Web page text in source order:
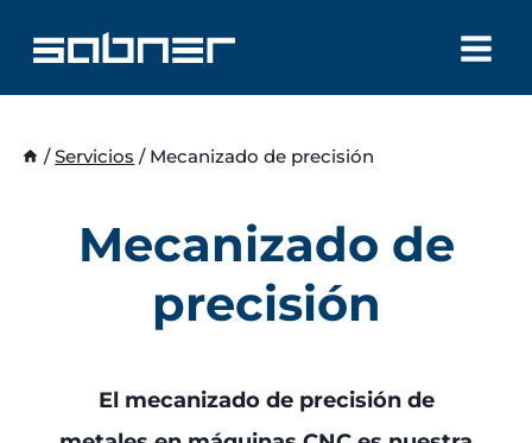
contenido
/ Servicios / Mecanizado de precisión
Mecanizado de
precisión
El mecanizado de precisión de